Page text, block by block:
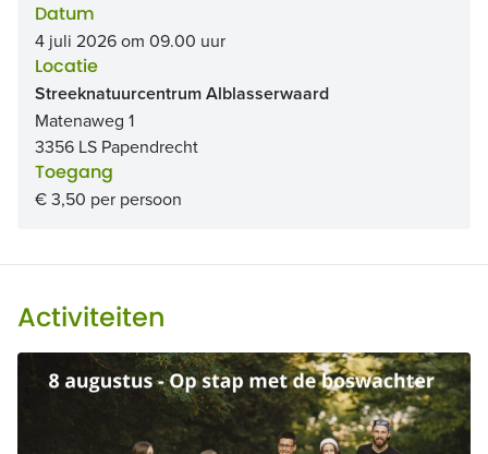
Datum
4 juli 2026 om 09.00 uur
Locatie
Streeknatuurcentrum Alblasserwaard
Matenaweg 1
3356 LS Papendrecht
Toegang
€ 3,50 per persoon
Activiteiten